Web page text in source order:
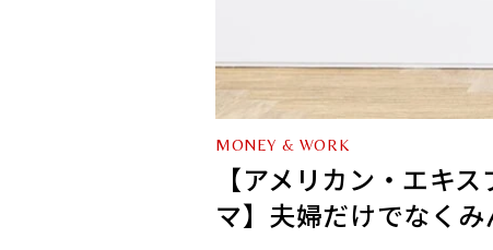
MONEY & WORK
【アメリカン・エキ
マ】夫婦だけでなく